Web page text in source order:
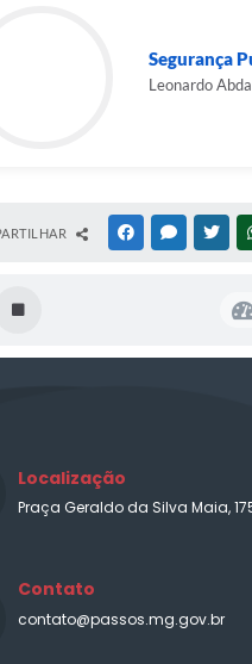
Segurança
Leonardo
FACEBOOK
Localização
Praça Geraldo da Silva Maia,
Contato
contato@passos.mg.gov.br